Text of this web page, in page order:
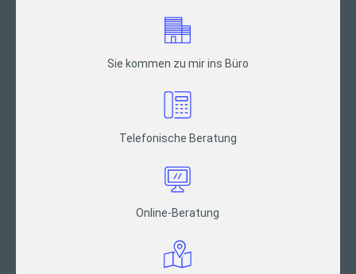
Sie kommen zu mir ins Büro
Telefonische Beratung
Online-Beratung